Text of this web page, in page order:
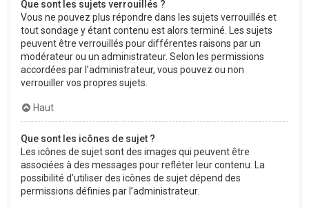
Que sont les sujets verrouillés ?
Vous ne pouvez plus répondre dans les sujets verrouillés et
tout sondage y étant contenu est alors terminé. Les sujets
peuvent être verrouillés pour différentes raisons par un
modérateur ou un administrateur. Selon les permissions
accordées par l’administrateur, vous pouvez ou non
verrouiller vos propres sujets.
Haut
Que sont les icônes de sujet ?
Les icônes de sujet sont des images qui peuvent être
associées à des messages pour refléter leur contenu. La
possibilité d’utiliser des icônes de sujet dépend des
permissions définies par l’administrateur.